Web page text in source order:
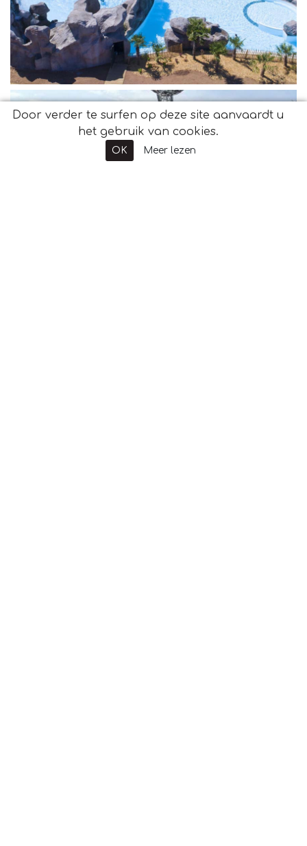
Door verder te surfen op deze site aanvaardt u
het gebruik van cookies.
OK Meer lezen